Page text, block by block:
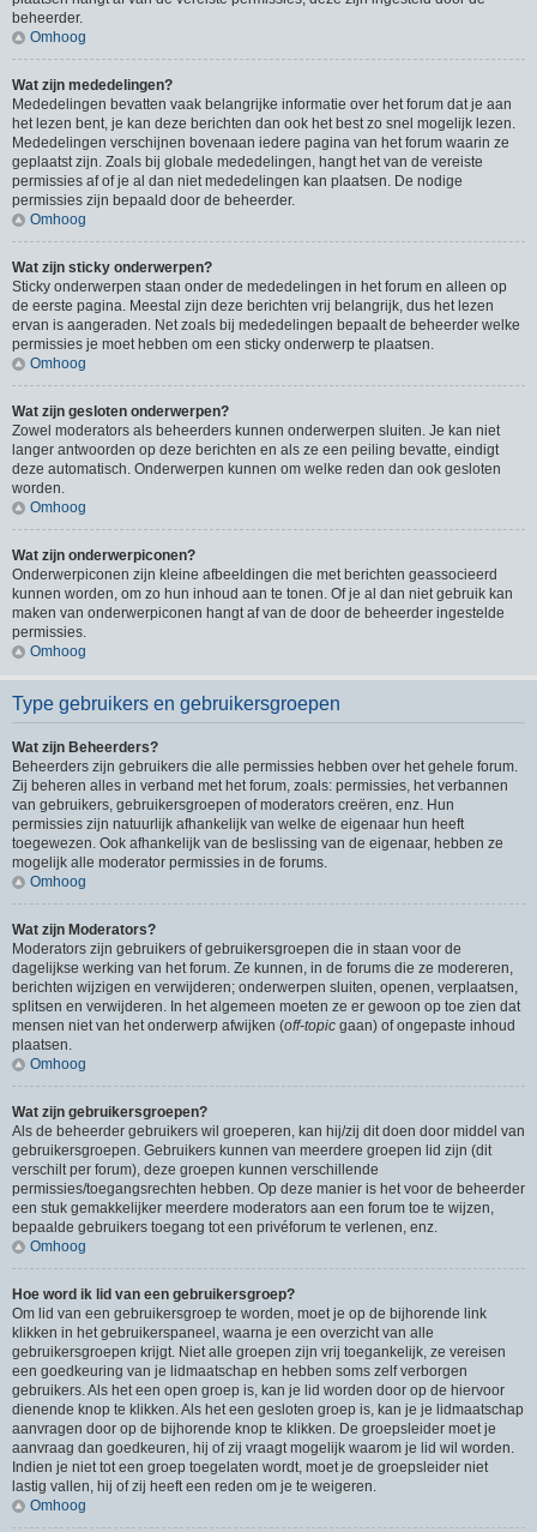
beheerder.
Omhoog
Wat zijn mededelingen?
Mededelingen bevatten vaak belangrijke informatie over het forum dat je aan
het lezen bent, je kan deze berichten dan ook het best zo snel mogelijk lezen.
Mededelingen verschijnen bovenaan iedere pagina van het forum waarin ze
geplaatst zijn. Zoals bij globale mededelingen, hangt het van de vereiste
permissies af of je al dan niet mededelingen kan plaatsen. De nodige
permissies zijn bepaald door de beheerder.
Omhoog
Wat zijn sticky onderwerpen?
Sticky onderwerpen staan onder de mededelingen in het forum en alleen op
de eerste pagina. Meestal zijn deze berichten vrij belangrijk, dus het lezen
ervan is aangeraden. Net zoals bij mededelingen bepaalt de beheerder welke
permissies je moet hebben om een sticky onderwerp te plaatsen.
Omhoog
Wat zijn gesloten onderwerpen?
Zowel moderators als beheerders kunnen onderwerpen sluiten. Je kan niet
langer antwoorden op deze berichten en als ze een peiling bevatte, eindigt
deze automatisch. Onderwerpen kunnen om welke reden dan ook gesloten
worden.
Omhoog
Wat zijn onderwerpiconen?
Onderwerpiconen zijn kleine afbeeldingen die met berichten geassocieerd
kunnen worden, om zo hun inhoud aan te tonen. Of je al dan niet gebruik kan
maken van onderwerpiconen hangt af van de door de beheerder ingestelde
permissies.
Omhoog
Type gebruikers en gebruikersgroepen
Wat zijn Beheerders?
Beheerders zijn gebruikers die alle permissies hebben over het gehele forum.
Zij beheren alles in verband met het forum, zoals: permissies, het verbannen
van gebruikers, gebruikersgroepen of moderators creëren, enz. Hun
permissies zijn natuurlijk afhankelijk van welke de eigenaar hun heeft
toegewezen. Ook afhankelijk van de beslissing van de eigenaar, hebben ze
mogelijk alle moderator permissies in de forums.
Omhoog
Wat zijn Moderators?
Moderators zijn gebruikers of gebruikersgroepen die in staan voor de
dagelijkse werking van het forum. Ze kunnen, in de forums die ze modereren,
berichten wijzigen en verwijderen; onderwerpen sluiten, openen, verplaatsen,
splitsen en verwijderen. In het algemeen moeten ze er gewoon op toe zien dat
mensen niet van het onderwerp afwijken (off-topic gaan) of ongepaste inhoud
plaatsen.
Omhoog
Wat zijn gebruikersgroepen?
Als de beheerder gebruikers wil groeperen, kan hij/zij dit doen door middel van
gebruikersgroepen. Gebruikers kunnen van meerdere groepen lid zijn (dit
verschilt per forum), deze groepen kunnen verschillende
permissies/toegangsrechten hebben. Op deze manier is het voor de beheerder
een stuk gemakkelijker meerdere moderators aan een forum toe te wijzen,
bepaalde gebruikers toegang tot een privéforum te verlenen, enz.
Omhoog
Hoe word ik lid van een gebruikersgroep?
Om lid van een gebruikersgroep te worden, moet je op de bijhorende link
klikken in het gebruikerspaneel, waarna je een overzicht van alle
gebruikersgroepen krijgt. Niet alle groepen zijn vrij toegankelijk, ze vereisen
een goedkeuring van je lidmaatschap en hebben soms zelf verborgen
gebruikers. Als het een open groep is, kan je lid worden door op de hiervoor
dienende knop te klikken. Als het een gesloten groep is, kan je je lidmaatschap
aanvragen door op de bijhorende knop te klikken. De groepsleider moet je
aanvraag dan goedkeuren, hij of zij vraagt mogelijk waarom je lid wil worden.
Indien je niet tot een groep toegelaten wordt, moet je de groepsleider niet
lastig vallen, hij of zij heeft een reden om je te weigeren.
Omhoog